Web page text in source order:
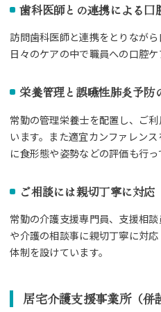
歯科医師との連携による口
訪問歯科医師と連携をとりながら
日々のケアの中で職員への口腔ケ
栄養管理と誤嚥性肺炎予防
常勤の管理栄養士を配置し、ご
います。また適宜カンファレン
に食形態や姿勢などの評価も行っ
ご相談には親切丁寧に対応
常勤の介護支援専門員、支援相
や介護の相談事に親切丁寧に対
体制を設けています。
居宅介護支援事業所（併